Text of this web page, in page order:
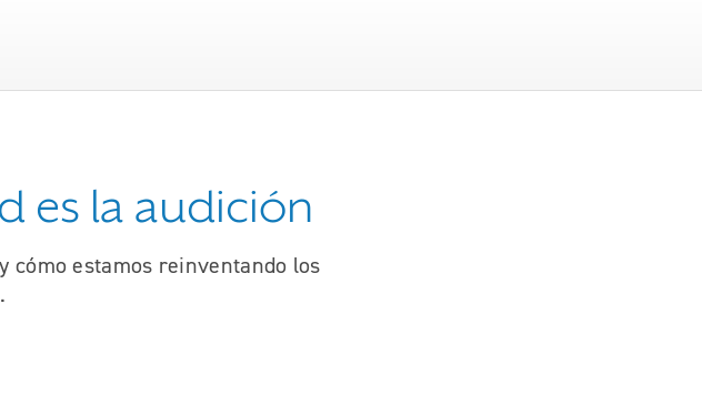
es la audición
cómo estamos reinventando los